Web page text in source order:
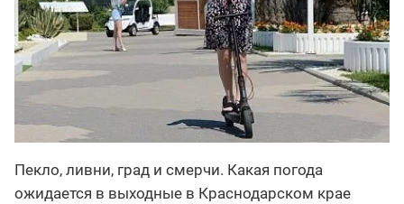
Пекло, ливни, град и смерчи. Какая погода
ожидается в выходные в Краснодарском крае